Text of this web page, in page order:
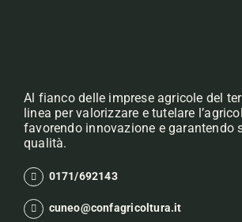
Al fianco delle imprese agricole del
linea per valorizzare e tutelare
favorendo innovazione e garantendo
qualità.
0171/692143
cuneo@confagricoltura.it